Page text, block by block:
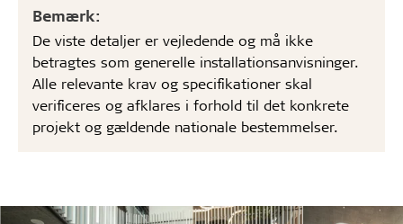
Bemærk:
De viste detaljer er vejledende og må ikke
betragtes som generelle installationsanvisninger.
Alle relevante krav og specifikationer skal
verificeres og afklares i forhold til det konkrete
projekt og gældende nationale bestemmelser.